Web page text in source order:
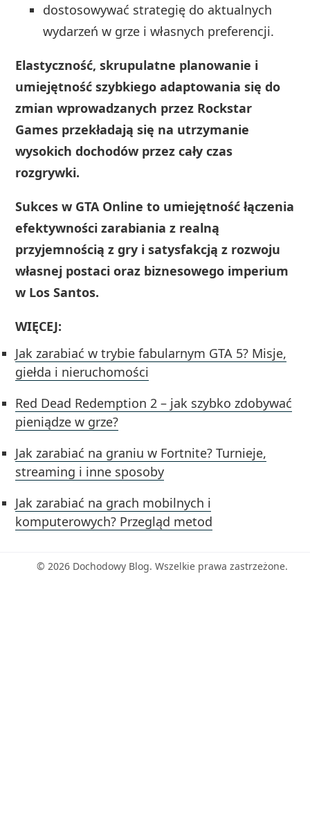
dostosowywać strategię do aktualnych
wydarzeń w grze i własnych preferencji.
Elastyczność, skrupulatne planowanie i
umiejętność szybkiego adaptowania się do
zmian wprowadzanych przez Rockstar
Games przekładają się na utrzymanie
wysokich dochodów przez cały czas
rozgrywki.
Sukces w GTA Online to umiejętność łączenia
efektywności zarabiania z realną
przyjemnością z gry i satysfakcją z rozwoju
własnej postaci oraz biznesowego imperium
w Los Santos.
WIĘCEJ:
Jak zarabiać w trybie fabularnym GTA 5? Misje,
giełda i nieruchomości
Red Dead Redemption 2 – jak szybko zdobywać
pieniądze w grze?
Jak zarabiać na graniu w Fortnite? Turnieje,
streaming i inne sposoby
Jak zarabiać na grach mobilnych i
komputerowych? Przegląd metod
© 2026 Dochodowy Blog. Wszelkie prawa zastrzeżone.